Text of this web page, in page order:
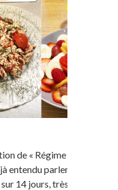
de « Régime Thonon
entendu parler de ce
14 jours, très